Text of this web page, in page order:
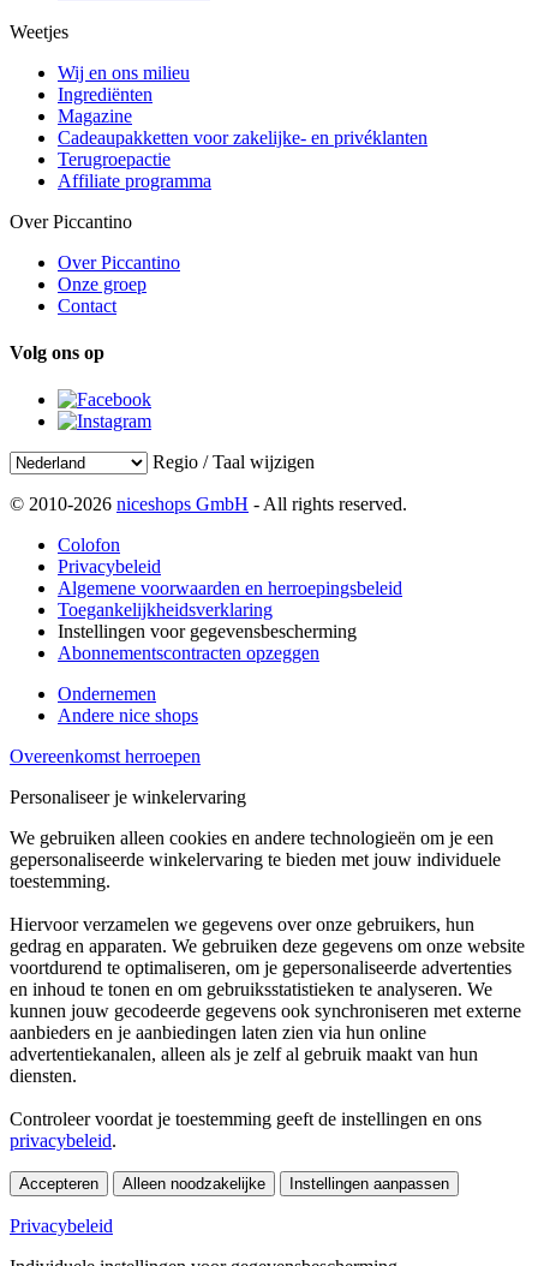
Weetjes
Wij en ons milieu
Ingrediënten
Magazine
Cadeaupakketten voor zakelijke- en privéklanten
Terugroepactie
Affiliate programma
Over Piccantino
Over Piccantino
Onze groep
Contact
Volg ons op
Regio / Taal wijzigen
© 2010-2026 niceshops GmbH - All rights reserved.
Colofon
Privacybeleid
Algemene voorwaarden en herroepingsbeleid
Toegankelijkheidsverklaring
Instellingen voor gegevensbescherming
Abonnementscontracten opzeggen
Ondernemen
Andere nice shops
Overeenkomst herroepen
Personaliseer je winkelervaring
We gebruiken alleen cookies en andere technologieën om je een
gepersonaliseerde winkelervaring te bieden met jouw individuele
toestemming.
Hiervoor verzamelen we gegevens over onze gebruikers, hun
gedrag en apparaten. We gebruiken deze gegevens om onze website
voortdurend te optimaliseren, om je gepersonaliseerde advertenties
en inhoud te tonen en om gebruiksstatistieken te analyseren. We
kunnen jouw gecodeerde gegevens ook synchroniseren met externe
aanbieders en je aanbiedingen laten zien via hun online
advertentiekanalen, alleen als je zelf al gebruik maakt van hun
diensten.
Controleer voordat je toestemming geeft de instellingen en ons
privacybeleid.
Accepteren Alleen noodzakelijke Instellingen aanpassen
Privacybeleid